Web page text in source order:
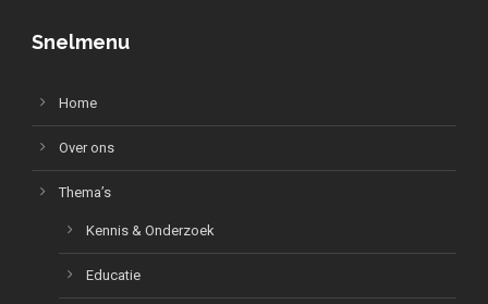
Snelmenu
Home
Over ons
Thema’s
Kennis & Onderzoek
Educatie